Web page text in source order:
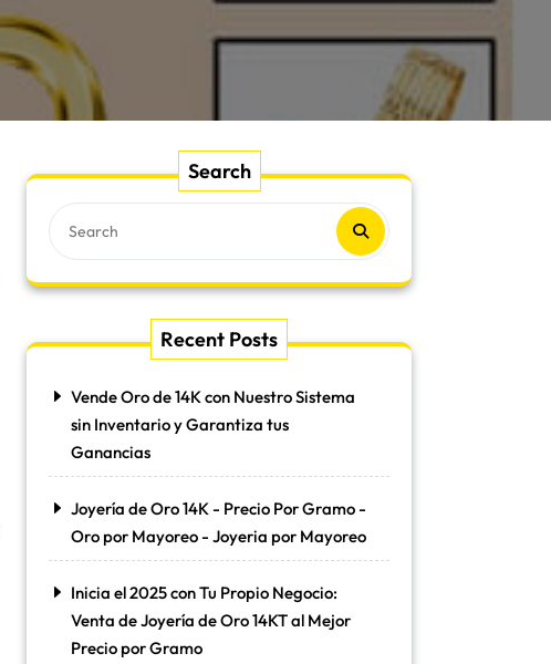
Search
Recent Posts
Vende Oro de 14K con Nuestro Sistema
sin Inventario y Garantiza tus
Ganancias
Joyería de Oro 14K - Precio Por Gramo -
Oro por Mayoreo - Joyeria por Mayoreo
Inicia el 2025 con Tu Propio Negocio:
Venta de Joyería de Oro 14KT al Mejor
Precio por Gramo